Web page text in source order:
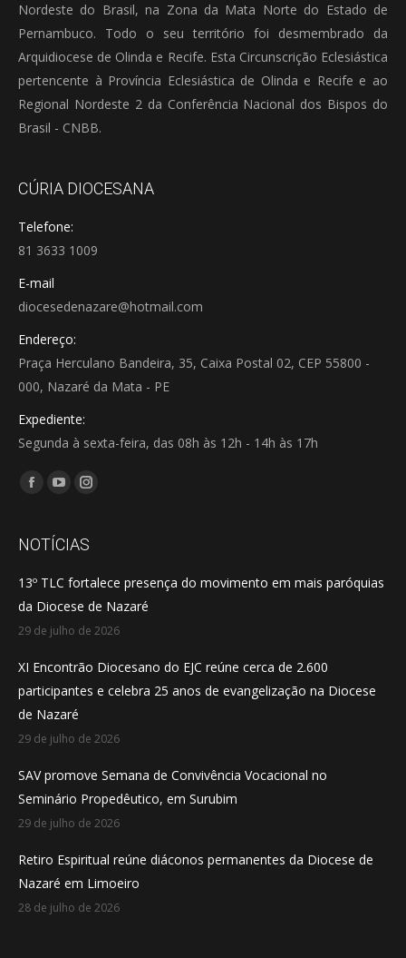
Nordeste do Brasil, na Zona da Mata Norte do Estado de
Pernambuco. Todo o seu território foi desmembrado da
Arquidiocese de Olinda e Recife. Esta Circunscrição Eclesiástica
pertencente à Província Eclesiástica de Olinda e Recife e ao
Regional Nordeste 2 da Conferência Nacional dos Bispos do
Brasil - CNBB.
CÚRIA DIOCESANA
Telefone:
81 3633 1009
E-mail
diocesedenazare@hotmail.com
Endereço:
Praça Herculano Bandeira, 35, Caixa Postal 02, CEP 55800 -
000, Nazaré da Mata - PE
Expediente:
Segunda à sexta-feira, das 08h às 12h - 14h às 17h
Encontre-nos em:
Facebook
opens
new
window
YouTube
opens
new
window
Instagram
opens
new
window
NOTÍCIAS
13º TLC fortalece presença do movimento em mais paróquias
da Diocese de Nazaré
29 de julho de 2026
XI Encontrão Diocesano do EJC reúne cerca de 2.600
participantes e celebra 25 anos de evangelização na Diocese
de Nazaré
29 de julho de 2026
SAV promove Semana de Convivência Vocacional no
Seminário Propedêutico, em Surubim
29 de julho de 2026
Retiro Espiritual reúne diáconos permanentes da Diocese de
Nazaré em Limoeiro
28 de julho de 2026